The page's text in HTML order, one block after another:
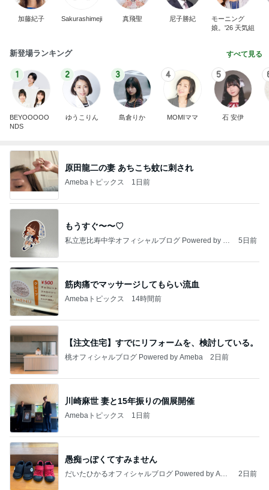
加藤紀子 Sakurashimeji 真飛聖 尼子勝紀
モーニング
娘。'26 天気組
新登場ランキング すべて見る
1
BEYOOOOO
NDS
2
ゆうこりん
3
島倉りか
4
MOMIママ
5
石 安伊
原田龍二の妻 あちこち蚊に刺され
Amebaトピックス 1日前
もうすぐ〜〜♡
私立恵比寿中学オフィシャルブログ Powered by A
5日前
筋肉痛でマッサージしてもらい流血
Amebaトピックス 14時間前
【注文住宅】すでにリフォームを、検討している。
桃オフィシャルブログ Powered by Ameba 2日前
川崎麻世 妻と15年振りの個展開催
Amebaトピックス 1日前
愚痴っぽくてすみません
だいたひかるオフィシャルブログ Powered by Ame
2日前